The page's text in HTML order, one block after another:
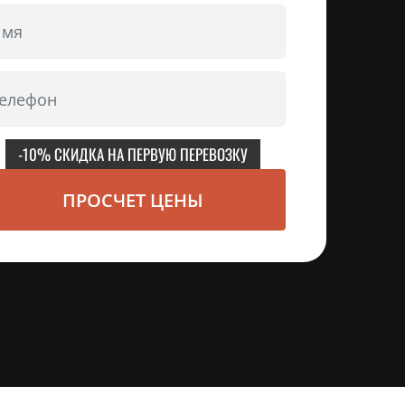
-10% СКИДКА НА ПЕРВУЮ ПЕРЕВОЗКУ
ПРОСЧЕТ ЦЕНЫ